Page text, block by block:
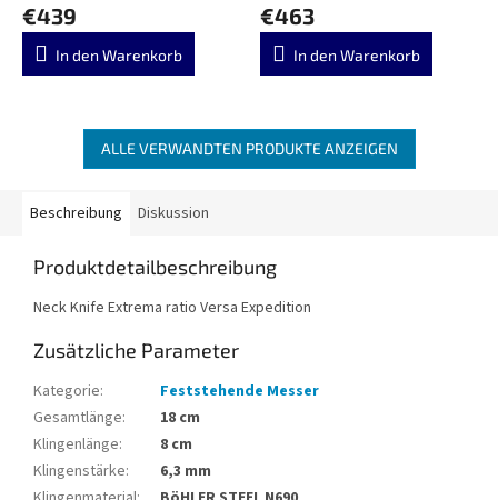
€439
In den Warenkorb
€463
In den Warenkorb
ALLE VERWANDTEN PRODUKTE ANZEIGEN
Beschreibung Diskussion
Produktdetailbeschreibung
Neck Knife Extrema ratio Versa Expedition
Zusätzliche Parameter
Kategorie:
Feststehende Messer
Gesamtlänge:
18 cm
Klingenlänge:
8 cm
Klingenstärke:
6,3 mm